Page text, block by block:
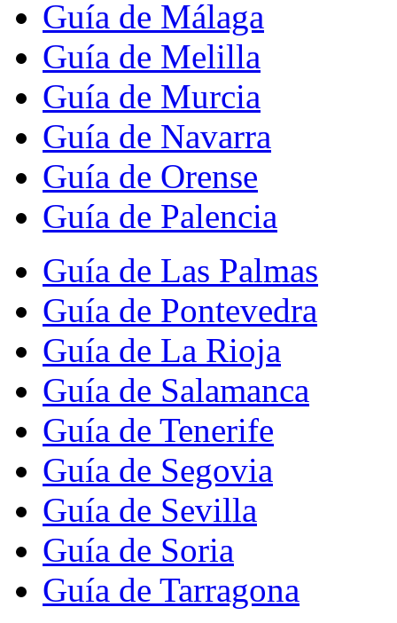
Guía de Málaga
Guía de Melilla
Guía de Murcia
Guía de Navarra
Guía de Orense
Guía de Palencia
Guía de Las Palmas
Guía de Pontevedra
Guía de La Rioja
Guía de Salamanca
Guía de Tenerife
Guía de Segovia
Guía de Sevilla
Guía de Soria
Guía de Tarragona